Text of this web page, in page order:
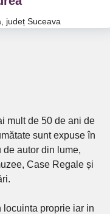
județ Suceava
mult de 50 de ani de
sunt expuse în
de autor din lume,
Case Regale și
locuinta proprie iar in